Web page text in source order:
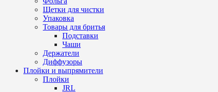
Щетки для чистки
Упаковка
Товары для бритья
Подставки
Чаши
Держатели
Диффузоры
Плойки и выпрямители
Плойки
JRL